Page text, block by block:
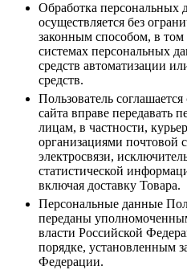
Обработка персональных
осуществляется без
законным способом, в
системах персональных
средств автоматизации
средств.
Пользователь
сайта вправе передавать
лицам, в частности,
организациями почтовой
электросвязи,
статистической
включая доставку Товара.
Персональные данные
переданы
власти Российской
порядке, установленным
Федерации.